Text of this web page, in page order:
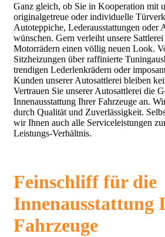
Ganz gleich, ob Sie in Kooperation mit
originalgetreue oder individuelle
Autoteppiche, Lederausstattungen oder
wünschen. Gern verleiht unsere
Motorrädern einen völlig neuen Look.
Sitzheizungen über raffinierte
trendigen Lederlenkrädern oder
Kunden unserer Autosattlerei bleiben
Vertrauen Sie unserer Autosattlerei die
Innenausstattung Ihrer Fahrzeuge an.
durch Qualität und Zuverlässigkeit.
wir Ihnen auch alle Serviceleistungen
Leistungs-Verhältnis.
Feinschliff für die
Innenausstattung
Fahrzeuge